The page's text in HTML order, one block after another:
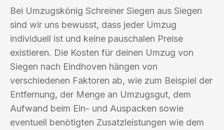
Bei Umzugskönig Schreiner Siegen aus Siegen
sind wir uns bewusst, dass jeder Umzug
individuell ist und keine pauschalen Preise
existieren. Die Kosten für deinen Umzug von
Siegen nach Eindhoven hängen von
verschiedenen Faktoren ab, wie zum Beispiel der
Entfernung, der Menge an Umzugsgut, dem
Aufwand beim Ein- und Auspacken sowie
eventuell benötigten Zusatzleistungen wie dem